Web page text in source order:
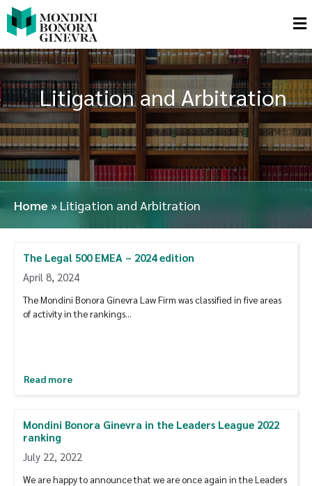
Litigation and Arbitration
Home » Litigation and Arbitration
The Legal 500 EMEA – 2024 edition
April 8, 2024
The Mondini Bonora Ginevra Law Firm was classified in five areas
of activity in the rankings…
Read more
Mondini Bonora Ginevra in the Leaders League 2022
ranking
July 22, 2022
We are happy to announce that we are once again in the Leaders